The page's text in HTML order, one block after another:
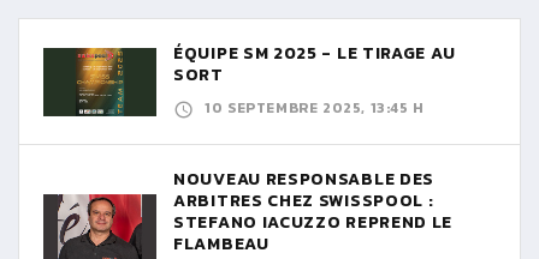
ÉQUIPE SM 2025 - LE TIRAGE AU
SORT
10 SEPTEMBRE 2025, 13:45 H
NOUVEAU RESPONSABLE DES
ARBITRES CHEZ SWISSPOOL :
STEFANO IACUZZO REPREND LE
FLAMBEAU